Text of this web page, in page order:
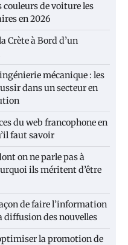
couleurs de voiture les
en 2026
Crète à Bord d’un
mécanique : les
dans un secteur en
du web francophone en
faut savoir
on ne parle pas à
ils méritent d’être
de faire l’information
diffusion des nouvelles
la promotion de